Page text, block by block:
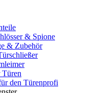
& Spione
& Zubehör
den Türenprofi